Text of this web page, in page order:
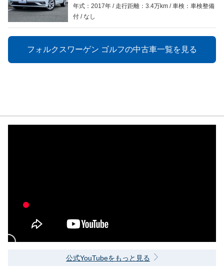
年式：2017年
走行距離：3.4万km
車検：車検整備
付
なし
フォルクスワーゲン ゴルフの中古車一覧を見る
公式YouTubeをもっと見る